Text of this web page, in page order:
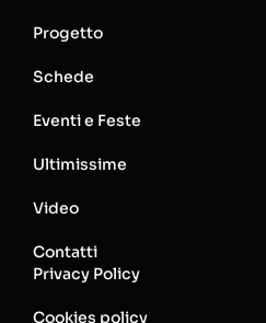
Progetto
Schede
Eventi e Feste
Ultimissime
Video
Contatti
Privacy Policy
Cookies policy